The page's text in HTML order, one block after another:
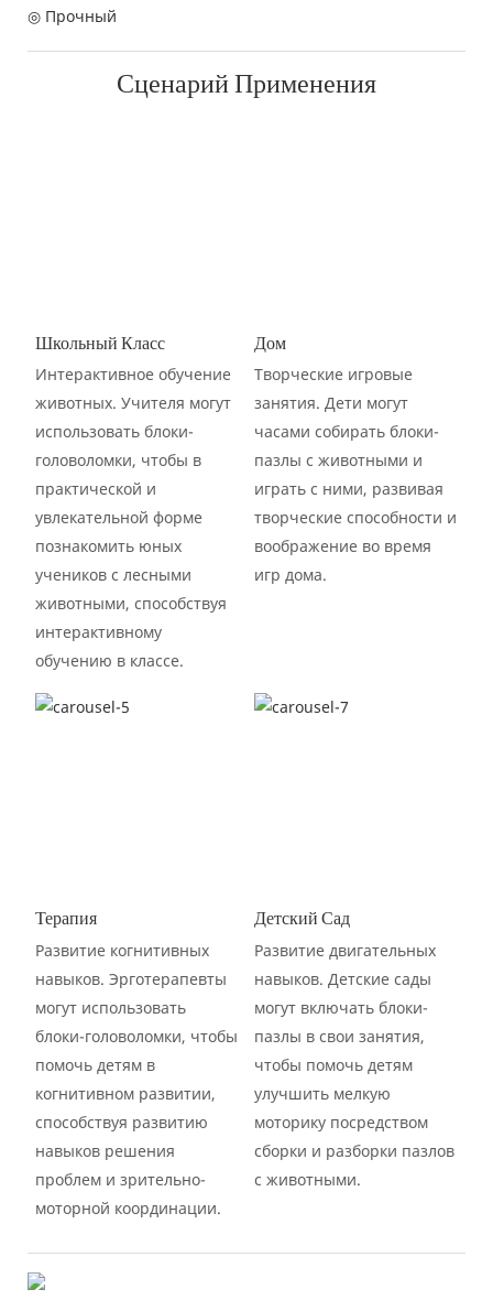
◎ Прочный
Сценарий Применения
Школьный Класс
Интерактивное обучение
животных. Учителя могут
использовать блоки-
головоломки, чтобы в
практической и
увлекательной форме
познакомить юных
учеников с лесными
животными, способствуя
интерактивному
обучению в классе.
Дом
Творческие игровые
занятия. Дети могут
часами собирать блоки-
пазлы с животными и
играть с ними, развивая
творческие способности и
воображение во время
игр дома.
Терапия
Развитие когнитивных
навыков. Эрготерапевты
могут использовать
блоки-головоломки, чтобы
помочь детям в
когнитивном развитии,
способствуя развитию
навыков решения
проблем и зрительно-
моторной координации.
Детский Сад
Развитие двигательных
навыков. Детские сады
могут включать блоки-
пазлы в свои занятия,
чтобы помочь детям
улучшить мелкую
моторику посредством
сборки и разборки пазлов
с животными.